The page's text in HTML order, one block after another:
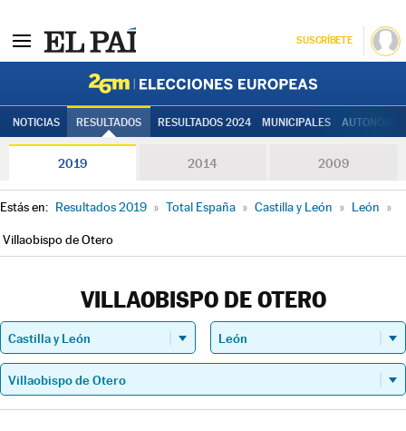
SUSCRÍBETE
NOTICIAS RESULTADOS RESULTADOS 2024 MUNICIPALES
2019 2014 2009
Estás en: Resultados 2019 » Total España » Castilla y León » León »
Villaobispo de Otero
VILLAOBISPO DE OTERO